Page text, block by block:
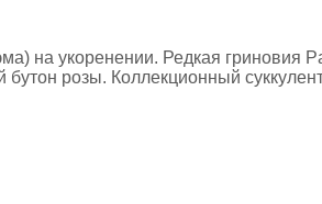
на укоренении. Редкая гриновия
розы. Коллекционный